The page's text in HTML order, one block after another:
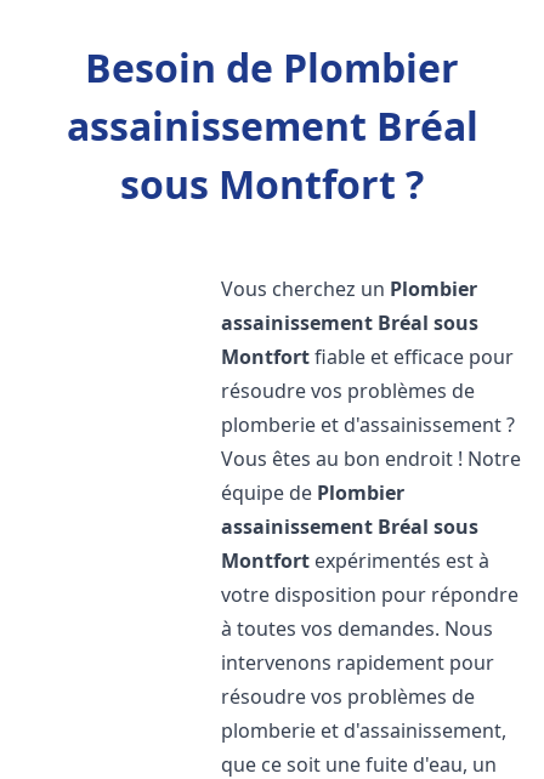
Besoin de Plombier
assainissement Bréal
sous Montfort ?
Vous cherchez un Plombier
assainissement Bréal sous
Montfortfiable et efficace pour
résoudre vos problèmes de
plomberie et d'assainissement ?
Vous êtes au bon endroit ! Notre
équipe de Plombier
assainissement Bréal sous
Montfort expérimentés est à
votre disposition pour répondre
à toutes vos demandes. Nous
intervenons rapidement pour
résoudre vos problèmes de
plomberie et d'assainissement,
que ce soit une fuite d'eau, un